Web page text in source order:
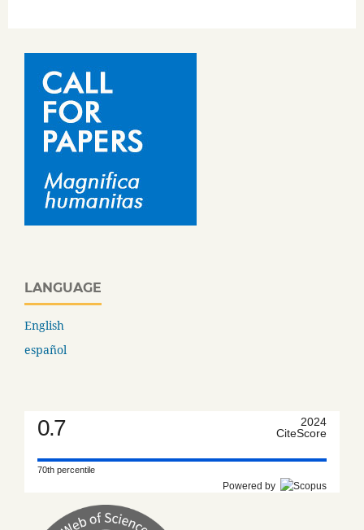
LANGUAGE
English
español
0.7
2024
CiteScore
70th percentile
Powered by